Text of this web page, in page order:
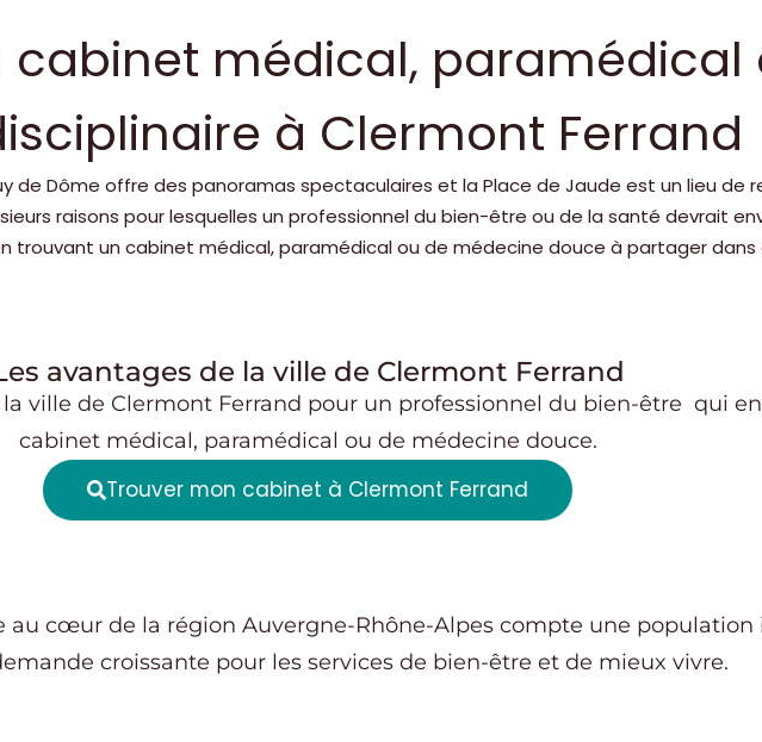
cabinet médical, paramédical
à Clermont Ferrand
de Dôme offre des panoramas spectaculaires et la Place de Jaude est un lieu de
raisons pour lesquelles un professionnel du bien-être ou de la santé devrait
trouvant un cabinet médical, paramédical ou de médecine douce à partager
avantages de la ville de Clermont Ferrand
ville de Clermont Ferrand pour un professionnel du bien-être qui
cabinet médical, paramédical ou de médecine douce.
Trouver mon cabinet à Clermont Ferrand
au cœur de la région Auvergne-Rhône-Alpes compte une
croissante pour les services de bien-être et de mieux vivre.